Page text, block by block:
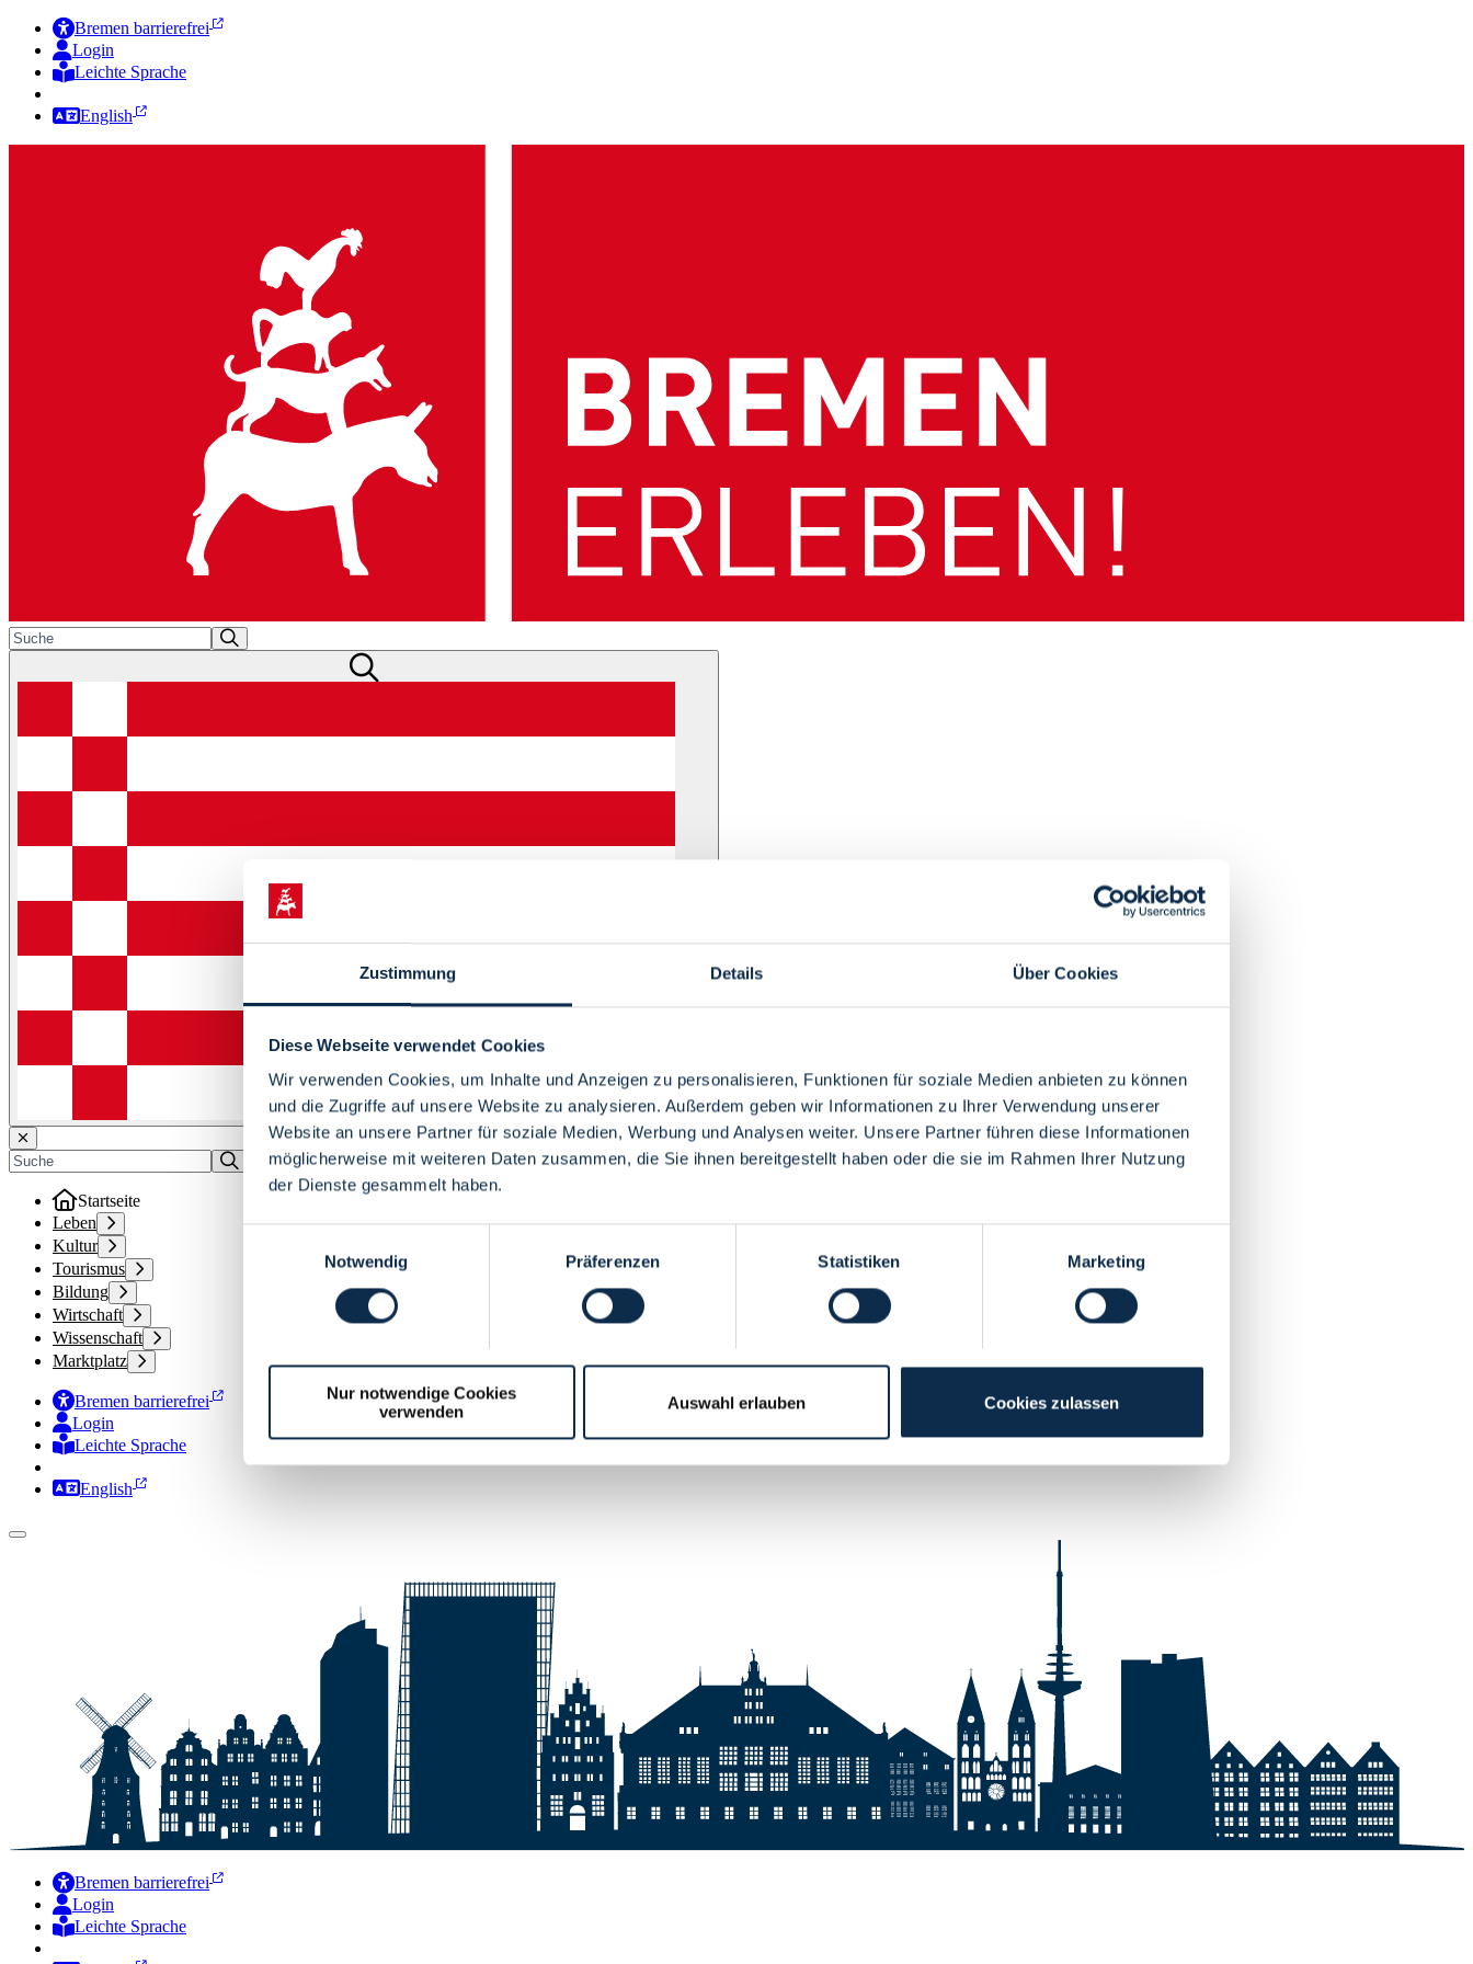
Zustimmung Details Über Cookies
Diese Webseite verwendet Cookies
Wir verwenden Cookies, um Inhalte und Anzeigen zu personalisieren, Funktionen für soziale Medien anbieten zu können
und die Zugriffe auf unsere Website zu analysieren. Außerdem geben wir Informationen zu Ihrer Verwendung unserer
Website an unsere Partner für soziale Medien, Werbung und Analysen weiter. Unsere Partner führen diese Informationen
möglicherweise mit weiteren Daten zusammen, die Sie ihnen bereitgestellt haben oder die sie im Rahmen Ihrer Nutzung
der Dienste gesammelt haben.
Notwendig
Präferenzen Statistiken Marketing
Nur notwendige Cookies
verwenden
Auswahl erlauben Cookies zulassen
Bremen barrierefrei
Login
Leichte Sprache
English
Menü
Startseite
Leben
Kultur
Tourismus
Bildung
Wirtschaft
Wissenschaft
Marktplatz
Bremen barrierefrei
Login
Leichte Sprache
Zur Deutschen Gebärdensprache
English
Bremen barrierefrei
Login
Leichte Sprache